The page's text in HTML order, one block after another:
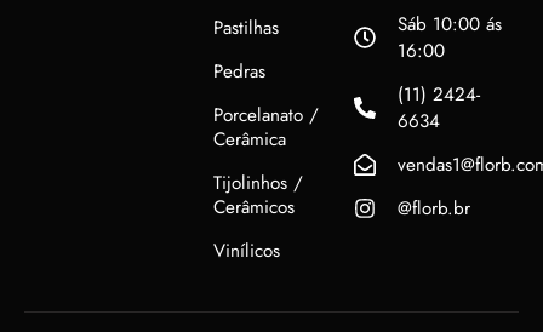
Pastilhas
Pedras
Porcelanato /
Cerâmica
Tijolinhos /
Cerâmicos
Vinílicos
Sáb 10:00 ás
16:00
(11) 2424-
6634
@florb.br